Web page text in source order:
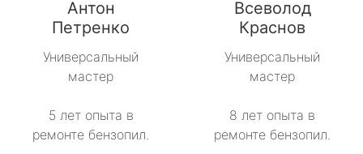
Антон
Петренко
Универсальный
мастер
5 лет опыта в
ремонте бензопил.
Всеволод
Краснов
Универсальный
мастер
8 лет опыта в
ремонте бензопил.